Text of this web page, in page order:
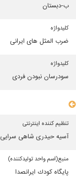
ب-دبستان
كلیدواژه
ضرب المثل های ایرانی
كلیدواژه
سودرسان نبودن فردی
تنظیم کننده اینترنتی
آسیه حیدری شاهی سرایی
منبع(اسم واحد تولیدكننده)
پایگاه كودك ایرانصدا